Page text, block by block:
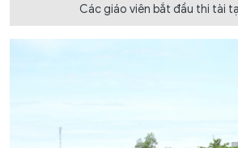
Các giáo viên bắt đầu thi tài